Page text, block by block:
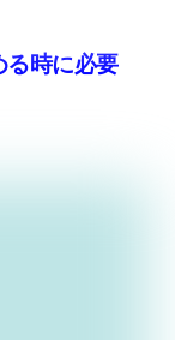
る時に必要